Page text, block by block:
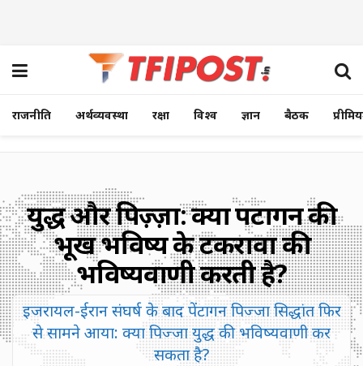
राजनीति अर्थव्यवस्था रक्षा विश्व ज्ञान बैठक
युद्ध और पिज़्ज़ा: क्या पेंटागन की
भूख भविष्य के टकरावों की
भविष्यवाणी करती है?
इजरायल-ईरान संघर्ष के बाद पेंटागन पिज्जा सिद्धांत फिर
से सामने आया: क्या पिज्जा युद्ध की भविष्यवाणी कर
सकता है?